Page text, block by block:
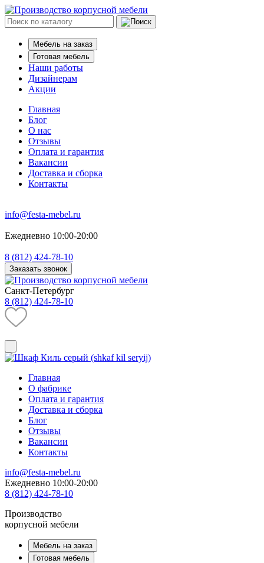
Мебель на заказ
Готовая мебель
Наши работы
Дизайнерам
Акции
Главная
Блог
О нас
Отзывы
Оплата и гарантия
Вакансии
Доставка и сборка
Контакты
info@festa-mebel.ru
Ежедневно 10:00-20:00
8 (812) 424-78-10
Заказать звонок
Санкт-Петербург
8 (812) 424-78-10
Главная
О фабрике
Оплата и гарантия
Доставка и сборка
Блог
Отзывы
Вакансии
Контакты
info@festa-mebel.ru
Ежедневно 10:00-20:00
8 (812) 424-78-10
Производство
корпусной мебели
Мебель на заказ
Готовая мебель